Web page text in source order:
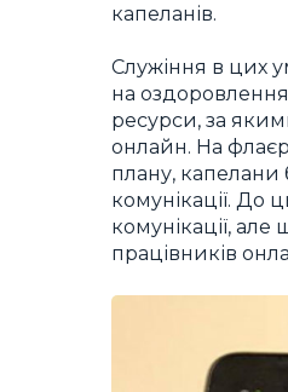
капеланів.
Служіння в цих
на
ресурси, за
онлайн. На
плану, капелани
комунікації. До
комунікації,
працівників